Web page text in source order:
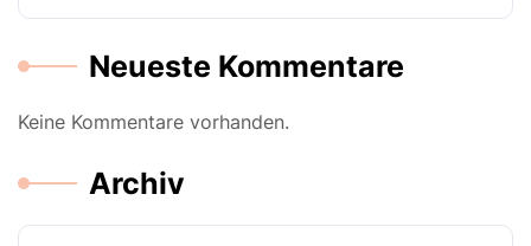
Neueste Kommentare
Keine Kommentare vorhanden.
Archiv